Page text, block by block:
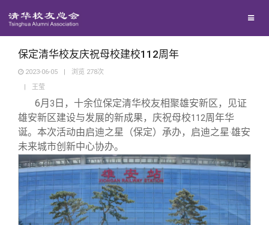
地区联络
院系校友工作
专业委员会
兴趣群体
回馈母校
捐赠新闻
捐赠纪事
捐赠方法
《清华校友通讯》
《水木清华》
我要订阅
百年清华
清华人物
清华故事
校友服务
终身学习
校友总会
保定清华校友庆祝母校建校112周年
2023-06-05 | 浏览 278次
|
王莹
6月 3 日，十余位保定清华校友相聚雄安新区，见证
雄安新区建设与发展的新成果，庆祝母校112周年华
诞。本次活动由启迪之星（保定）承办，启迪之星·雄安
未来城市创新中心协办。